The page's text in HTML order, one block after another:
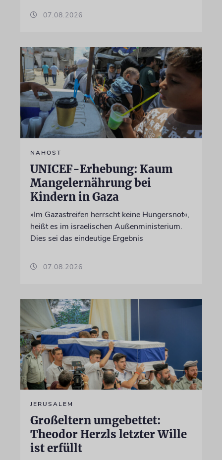
07.08.2026
NAHOST
UNICEF-Erhebung: Kaum
Mangelernährung bei
Kindern in Gaza
»Im Gazastreifen herrscht keine Hungersnot«,
heißt es im israelischen Außenministerium.
Dies sei das eindeutige Ergebnis
07.08.2026
JERUSALEM
Großeltern umgebettet:
Theodor Herzls letzter Wille
ist erfüllt